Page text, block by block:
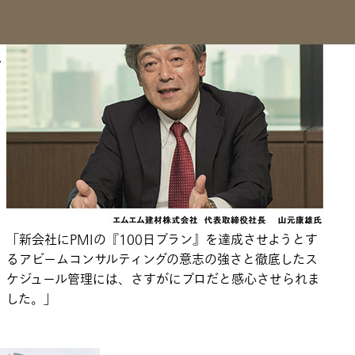
「新会社にPMIの『100日プラン』を達成させようとす
るアビームコンサルティングの意志の強さと徹底したス
ケジュール管理には、さすがにプロだと感心させられま
した。」